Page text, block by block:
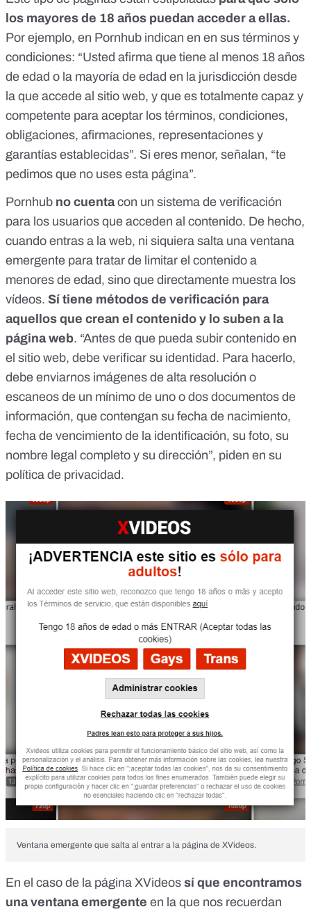
los mayores de 18 años puedan acceder a ellas.
Por ejemplo, en Pornhub indican en en sus términos y
condiciones: “Usted afirma que tiene al menos 18 años
de edad o la mayoría de edad en la jurisdicción desde
la que accede al sitio web, y que es totalmente capaz y
competente para aceptar los términos, condiciones,
obligaciones, afirmaciones, representaciones y
garantías establecidas”. Si eres menor, señalan, “te
pedimos que no uses esta página”.
Pornhub no cuentacon un sistema de verificación
para los usuarios que acceden al contenido. De hecho,
cuando entras a la web, ni siquiera salta una ventana
emergente para tratar de limitar el contenido a
menores de edad, sino que directamente muestra los
vídeos. Sí tiene métodos de verificación para
aquellos que crean el contenido y lo suben a la
página web. “Antes de que pueda subir contenido en
el sitio web, debe verificar su identidad. Para hacerlo,
debe enviarnos imágenes de alta resolución o
escaneos de un mínimo de uno o dos documentos de
información, que contengan su fecha de nacimiento,
fecha de vencimiento de la identificación, su foto, su
nombre legal completo y su dirección”, piden en su
política de privacidad.
Ventana emergente que salta al entrar a la página de XVideos.
En el caso de la página XVideos sí que encontramos
una ventana emergente en la que nos recuerdan